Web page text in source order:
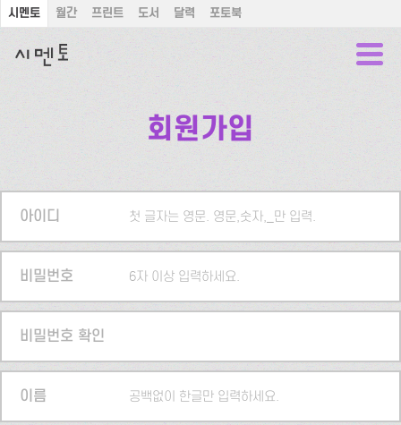
시멘토 월간 프린트 도서 달력 포토북
회원가입
아이디 첫 글자는 영문. 영문,숫자,_만 입력.
비밀번호 6자 이상 입력하세요.
비밀번호 확인
이름 공백없이 한글만 입력하세요.